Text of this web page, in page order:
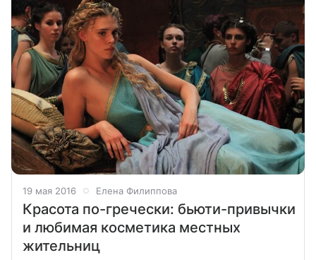
19 мая 2016 Елена Филиппова
Красота по-гречески: бьюти-привычки
и любимая косметика местных
жительниц